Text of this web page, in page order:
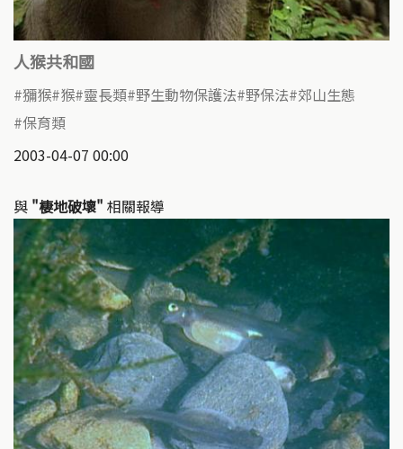
人猴共和國
獼猴 猴 靈長類 野生動物保護法 野保法 郊山生態
保育類
2003-04-07 00:00
與 "棲地破壞" 相關報導